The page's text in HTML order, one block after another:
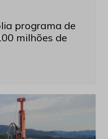
programa de
milhões de